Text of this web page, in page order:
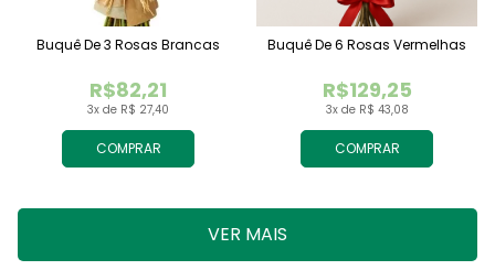
COMPRAR
3x de R$ 27,40
R$82,21
Buquê De 3 Rosas Brancas
COMPRAR
3x de R$ 43,08
R$129,25
Buquê De 6 Rosas Vermelhas
VER MAIS